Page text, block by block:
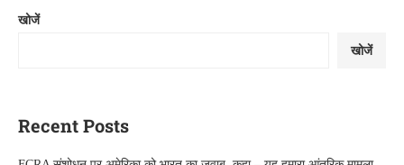
खोजें
खोजें
Recent Posts